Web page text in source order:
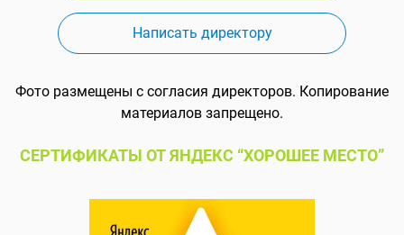
Написать директору
Фото размещены с согласия директоров. Копирование
материалов запрещено.
СЕРТИФИКАТЫ ОТ ЯНДЕКС “ХОРОШЕЕ МЕСТО”